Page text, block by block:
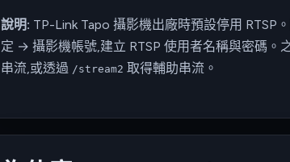
說明: TP-Link Tapo 攝影機出廠時預設停用 RTSP
定 → 攝影機帳號,建立 RTSP 使用者名稱與密碼。
串流,或透過 /stream2 取得輔助串流。